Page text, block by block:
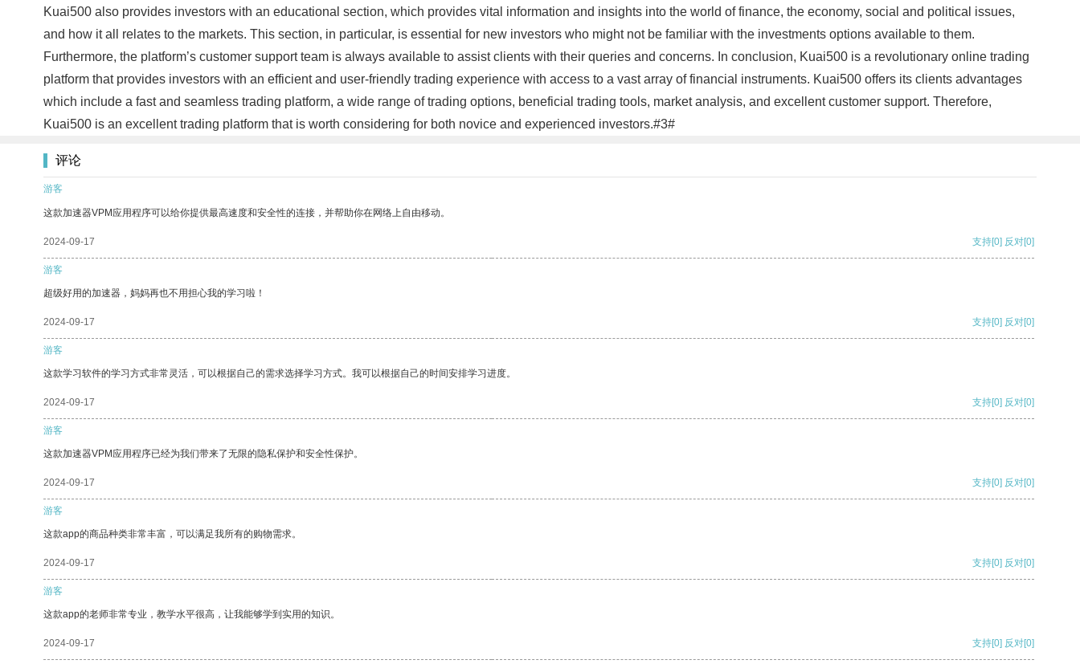
Kuai500 also provides investors with an educational section, which provides vital information and insights into the world of finance, the economy, social and political issues,
and how it all relates to the markets. This section, in particular, is essential for new investors who might not be familiar with the investments options available to them.
Furthermore, the platform’s customer support team is always available to assist clients with their queries and concerns. In conclusion, Kuai500 is a revolutionary online trading
platform that provides investors with an efficient and user-friendly trading experience with access to a vast array of financial instruments. Kuai500 offers its clients advantages
which include a fast and seamless trading platform, a wide range of trading options, beneficial trading tools, market analysis, and excellent customer support. Therefore,
Kuai500 is an excellent trading platform that is worth considering for both novice and experienced investors.#3#
评论
游客
这款加速器VPM应用程序可以给你提供最高速度和安全性的连接，并帮助你在网络上自由移动。
2024-09-17 支持[0] 反对[0]
游客
超级好用的加速器，妈妈再也不用担心我的学习啦！
2024-09-17 支持[0] 反对[0]
游客
这款学习软件的学习方式非常灵活，可以根据自己的需求选择学习方式。我可以根据自己的时间安排学习进度。
2024-09-17 支持[0] 反对[0]
游客
这款加速器VPM应用程序已经为我们带来了无限的隐私保护和安全性保护。
2024-09-17 支持[0] 反对[0]
游客
这款app的商品种类非常丰富，可以满足我所有的购物需求。
2024-09-17 支持[0] 反对[0]
游客
这款app的老师非常专业，教学水平很高，让我能够学到实用的知识。
2024-09-17 支持[0] 反对[0]